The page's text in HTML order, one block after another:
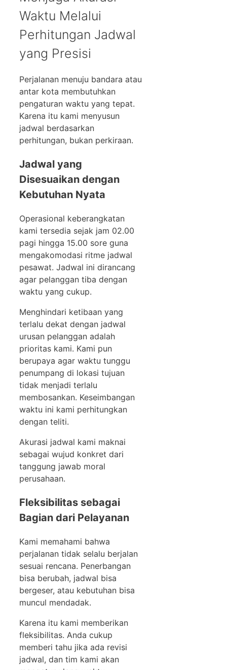
Waktu Melalui
Perhitungan Jadwal
yang Presisi
Perjalanan menuju bandara atau
antar kota membutuhkan
pengaturan waktu yang tepat.
Karena itu kami menyusun
jadwal berdasarkan
perhitungan, bukan perkiraan.
Jadwal yang
Disesuaikan dengan
Kebutuhan Nyata
Operasional keberangkatan
kami tersedia sejak jam 02.00
pagi hingga 15.00 sore guna
mengakomodasi ritme jadwal
pesawat. Jadwal ini dirancang
agar pelanggan tiba dengan
waktu yang cukup.
Menghindari ketibaan yang
terlalu dekat dengan jadwal
urusan pelanggan adalah
prioritas kami. Kami pun
berupaya agar waktu tunggu
penumpang di lokasi tujuan
tidak menjadi terlalu
membosankan. Keseimbangan
waktu ini kami perhitungkan
dengan teliti.
Akurasi jadwal kami maknai
sebagai wujud konkret dari
tanggung jawab moral
perusahaan.
Fleksibilitas sebagai
Bagian dari Pelayanan
Kami memahami bahwa
perjalanan tidak selalu berjalan
sesuai rencana. Penerbangan
bisa berubah, jadwal bisa
bergeser, atau kebutuhan bisa
muncul mendadak.
Karena itu kami memberikan
fleksibilitas. Anda cukup
memberi tahu jika ada revisi
jadwal, dan tim kami akan